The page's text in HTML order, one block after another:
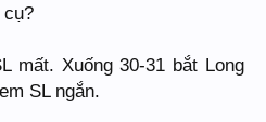
cụ?
mất. Xuống 30-31 bắt Long
SL ngắn.